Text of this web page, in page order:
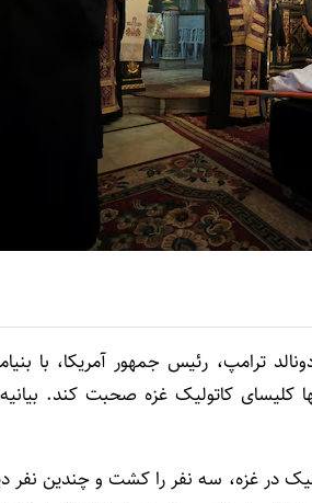
ترامپ، رئیس جمهور آمریکا، با
کلیسای کاتولیک غزه صحبت کند.
در غزه، سه نفر را کشت و چندین نفر